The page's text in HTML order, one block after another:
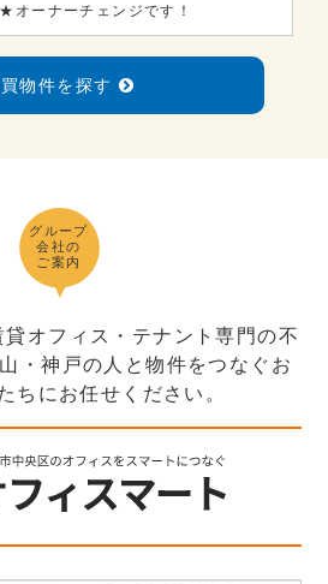
オーナーチェンジです！
物件を探す
グループ
会社の
ご案内
オフィス・テナント専門の不
・神戸の人と物件をつなぐお
ちにお任せください。